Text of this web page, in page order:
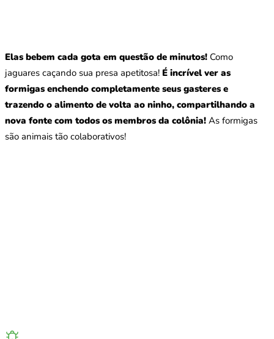
Elas bebem cada gota em questão de minutos! Como
jaguares caçando sua presa apetitosa! É incrível ver as
formigas enchendo completamente seus gasteres e
trazendo o alimento de volta ao ninho, compartilhando a
nova fonte com todos os membros da colônia! As formigas
são animais tão colaborativos!